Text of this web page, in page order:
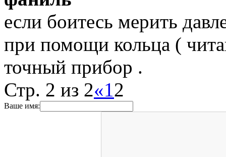
если боитесь мерить
при помощи кольца (
точный прибор .
Стр. 2 из 2«12
Ваше имя: